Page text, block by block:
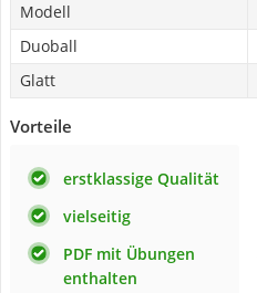
Modell
Duoball
Glatt
Vorteile
erstklassige Qualität
vielseitig
PDF mit Übungen
enthalten